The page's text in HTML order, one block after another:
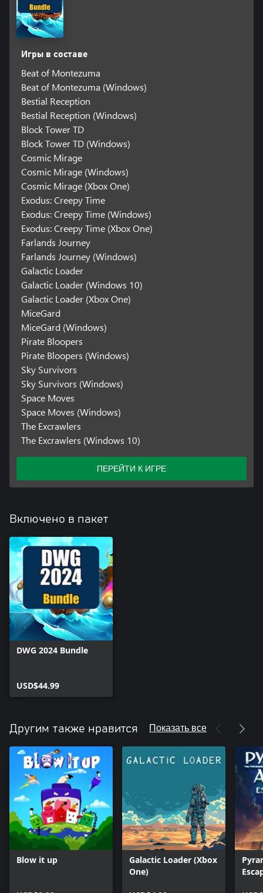
Игры в составе
Beat of Montezuma
Beat of Montezuma (Windows)
Bestial Reception
Bestial Reception (Windows)
Block Tower TD
Block Tower TD (Windows)
Cosmic Mirage
Cosmic Mirage (Windows)
Cosmic Mirage (Xbox One)
Exodus: Creepy Time
Exodus: Creepy Time (Windows)
Exodus: Creepy Time (Xbox One)
Farlands Journey
Farlands Journey (Windows)
Galactic Loader
Galactic Loader (Windows 10)
Galactic Loader (Xbox One)
MiceGard
MiceGard (Windows)
Pirate Bloopers
Pirate Bloopers (Windows)
Sky Survivors
Sky Survivors (Windows)
Space Moves
Space Moves (Windows)
The Excrawlers
The Excrawlers (Windows 10)
ПЕРЕЙТИ К ИГРЕ
Включено в пакет
DWG 2024 Bundle
USD$44.99
Другим также нравится Показать все
Blow it up
Galactic Loader (Xbox
One)